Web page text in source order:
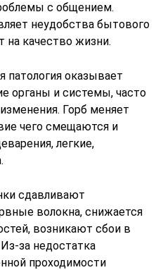
с общением.
неудобства бытового
на качество жизни.
патология оказывает
органы и системы, часто
Горб меняет
чего смещаются и
легкие,
сдавливают
волокна, снижается
возникают сбои в
за недостатка
проходимости